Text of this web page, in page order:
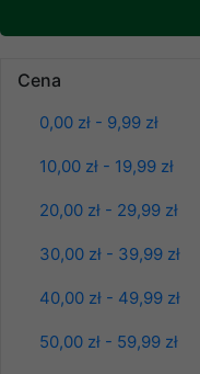
Cena
0,00 zł - 9,99 zł
10,00 zł - 19,99 zł
20,00 zł - 29,99 zł
30,00 zł - 39,99 zł
40,00 zł - 49,99 zł
50,00 zł - 59,99 zł
szczegóły